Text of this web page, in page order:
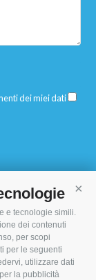
e tecnologie simili.
dei contenuti
per scopi
per le seguenti
utilizzare dati
la pubblicità
dei miei dati